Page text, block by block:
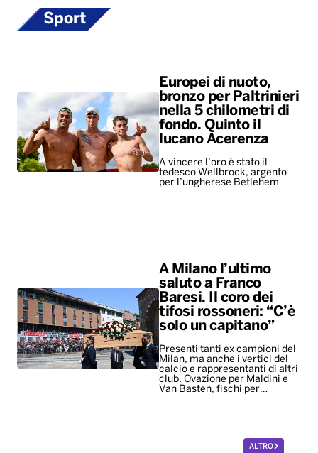
Sport
Europei di nuoto,
bronzo per Paltrinieri
nella 5 chilometri di
fondo. Quinto il
lucano Acerenza
A vincere l’oro è stato il
tedesco Wellbrock, argento
per l’ungherese Betlehem
A Milano l’ultimo
saluto a Franco
Baresi. Il coro dei
tifosi rossoneri: “C’è
solo un capitano”
Presenti tanti ex campioni del
Milan, ma anche i vertici del
calcio e rappresentanti di altri
club. Ovazione per Maldini e
Van Basten, fischi per…
ALTRO